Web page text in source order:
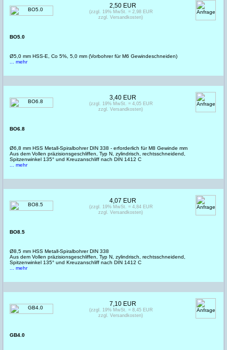
BO5.0
Ø5,0 mm HSS-E, Co 5%, 5,0 mm (Vorbohrer für M6 Gewindeschneiden)
... mehr
2,50 EUR
(zzgl. 19% MwSt. = 2,98 EUR
zzgl. Versandkosten)
BO6.8
Ø6,8 mm HSS Metall-Spiralbohrer DIN 338 - erforderlich für M8 Gewinde mm
Aus dem Vollen präzisionsgeschliffen, Typ N, zylindrisch, rechtsschneidend,
Spitzenwinkel 135° und Kreuzanschliff nach DIN 1412 C
... mehr
3,40 EUR
(zzgl. 19% MwSt. = 4,05 EUR
zzgl. Versandkosten)
BO8.5
Ø8,5 mm HSS Metall-Spiralbohrer DIN 338
Aus dem Vollen präzisionsgeschliffen, Typ N, zylindrisch, rechtsschneidend,
Spitzenwinkel 135° und Kreuzanschliff nach DIN 1412 C
... mehr
4,07 EUR
(zzgl. 19% MwSt. = 4,84 EUR
zzgl. Versandkosten)
GB4.0
7,10 EUR
(zzgl. 19% MwSt. = 8,45 EUR
zzgl. Versandkosten)